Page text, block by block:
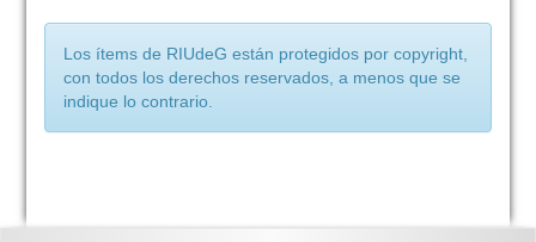
Los ítems de RIUdeG están protegidos por copyright,
con todos los derechos reservados, a menos que se
indique lo contrario.